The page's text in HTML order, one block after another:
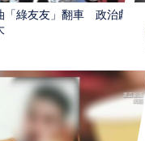
「綠友友」翻車 政治獻